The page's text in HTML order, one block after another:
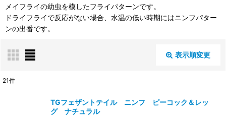
メイフライの幼虫を模したフライパターンです。
ドライフライで反応がない場合、水温の低い時期にはニンフパター
ンの出番です。
表示順変更
21件
TGフェザントテイル ニンフ ピーコック＆レッ
グ ナチュラル